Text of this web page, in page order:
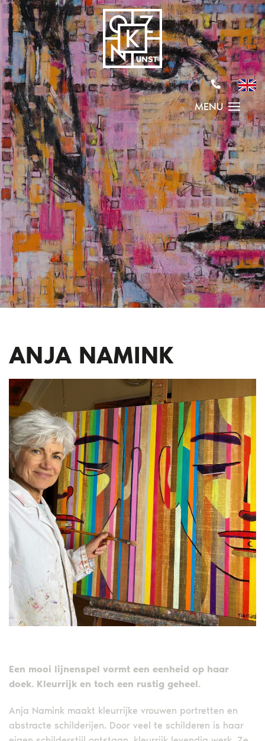
ANJA NAMINK
Een mooi lijnenspel vormt een eenheid op haar
doek. Kleurrijk en toch een rustig geheel.
Anja Namink maakt kleurrijke vrouwen portretten en
abstracte schilderijen. Door veel te schilderen is haar